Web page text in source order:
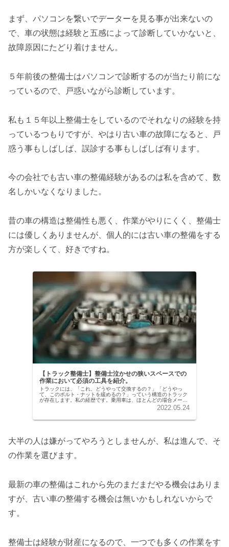
まず、パソコンを繋いでデーターを見る事が出来ないの
で、車の状態は経験と五感によって診断していかないと、
故障原因にたどり着けません。
５年前後の整備士はパソコンで診断するのが当たり前にな
っているので、戸惑いながら診断しています。
私も１５年以上整備士をしているのでそれなりの経験を持
っているつもりですが、やはり古い車の故障になると、戸
惑う事もしばしば、誤診する事もしばしば有ります。
今の会社でも古い車の整備経験があるのは私を含めて、数
名しかいなくなりました。
昔の車の構造は整備性も悪く、作業がやりにくく、整備士
には優しくありませんが、個人的には古い車の整備をする
方が楽しくて、好きですね。
【トラック整備士】整備士泣かせの狭いスペースでの
作業において必須の工具を紹介。
トラックには、「これ、どうやって交換するの？」「どうやっ
て、このボルト・ナットを緩めるの？」っていう構造のトラック
が存在します。私の経歴です。乗用車は、ほとんどの場合メーカ
ー出荷状態の車体が多いのですが、トラックの場合は全く違いま
2022.05.24
大半の人は嫌がってやろうとしませんが、私は進んで、そ
の作業を選びます。
最新の車の整備はこれから先のまだまだやる機会はありま
すが、古い車の整備する機会は無いかもしれないからで
す。
整備士は経験が財産になるので、一つでも多くの作業をす